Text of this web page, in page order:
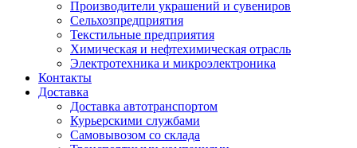
Производители украшений и сувениров
Сельхозпредприятия
Текстильные предприятия
Химическая и нефтехимическая отрасль
Электротехника и микроэлектроника
Контакты
Доставка
Доставка автотранспортом
Курьерскими службами
Самовывозом со склада